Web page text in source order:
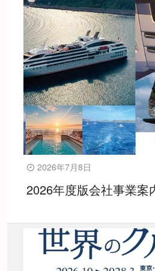
2026年7月8日
2026年度版会社事業案